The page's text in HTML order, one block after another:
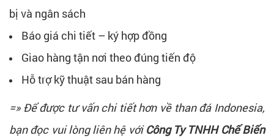
bị và ngân sách
Báo giá chi tiết – ký hợp đồng
Giao hàng tận nơi theo đúng tiến độ
Hỗ trợ kỹ thuật sau bán hàng
=» Để được tư vấn chi tiết hơn về than đá Indonesia,
bạn đọc vui lòng liên hệ vớiCông Ty TNHH Chế Biến